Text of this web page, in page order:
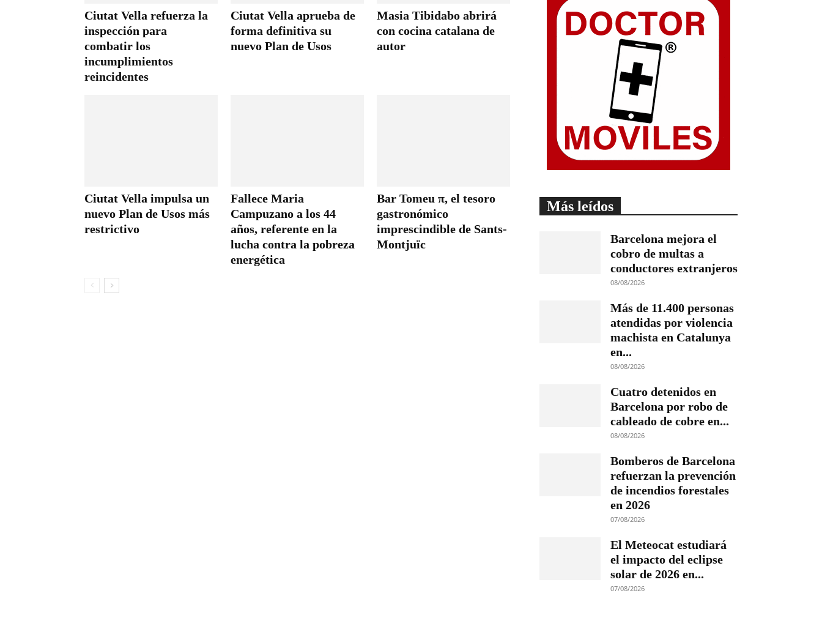
Ciutat Vella refuerza la
inspección para
combatir los
incumplimientos
reincidentes
Ciutat Vella aprueba de
forma definitiva su
nuevo Plan de Usos
Masia Tibidabo abrirá
con cocina catalana de
autor
Ciutat Vella impulsa un
nuevo Plan de Usos más
restrictivo
Fallece Maria
Campuzano a los 44
años, referente en la
lucha contra la pobreza
energética
Bar Tomeu π, el tesoro
gastronómico
imprescindible de Sants-
Montjuïc
Más leídos
Barcelona mejora el
cobro de multas a
conductores extranjeros
08/08/2026
Más de 11.400 personas
atendidas por violencia
machista en Catalunya
en...
08/08/2026
Cuatro detenidos en
Barcelona por robo de
cableado de cobre en...
08/08/2026
Bomberos de Barcelona
refuerzan la prevención
de incendios forestales
en 2026
07/08/2026
El Meteocat estudiará
el impacto del eclipse
solar de 2026 en...
07/08/2026